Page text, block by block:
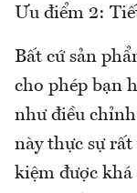
Ưu điểm 2:
Bất cứ sản
cho phép bạn
như điều
này thực sự
kiệm được